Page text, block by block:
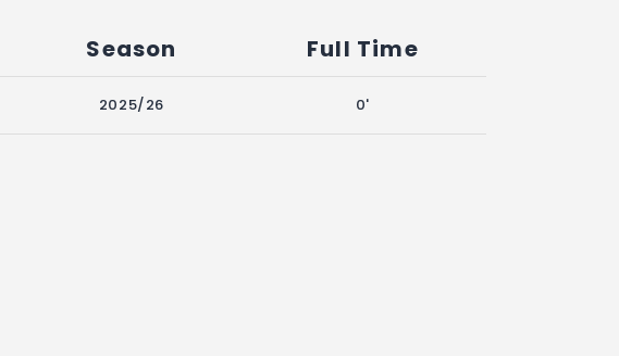
Season Full Time
2025/26 0'